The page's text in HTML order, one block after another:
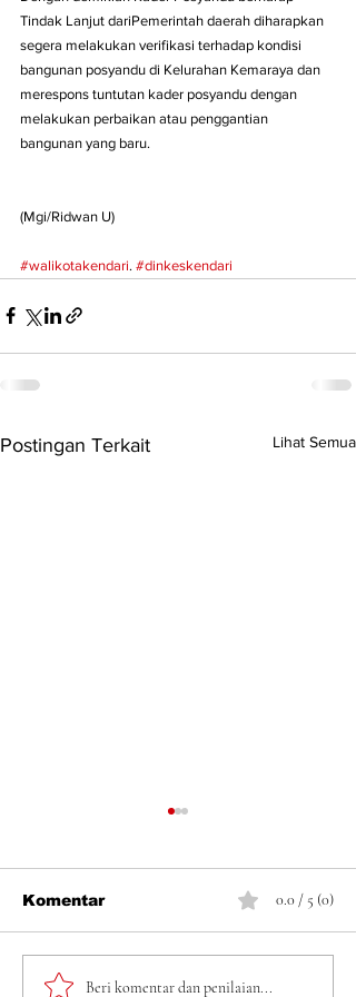
Tindak Lanjut dariPemerintah daerah diharapkan
segera melakukan verifikasi terhadap kondisi
bangunan posyandu di Kelurahan Kemaraya dan
merespons tuntutan kader posyandu dengan
melakukan perbaikan atau penggantian
bangunan yang baru.
(Mgi/Ridwan U)
#walikotakendari. #dinkeskendari
Postingan Terkait Lihat Semua
DPP LSM Gempa
Komentar 0.0 / 5 (0)
Beri komentar dan penilaian...